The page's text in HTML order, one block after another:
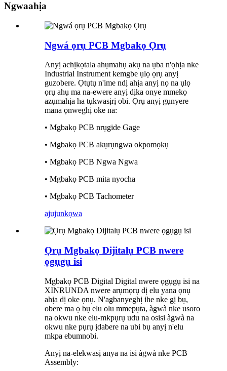
Ngwaahịa
Ngwá ọrụ PCB Mgbakọ Ọrụ
Anyị achịkọtala ahụmahụ akụ na ụba n'ọhịa nke
Industrial Instrument kemgbe ụlọ ọrụ anyị
guzobere. Ọtụtụ n'ime ndị ahịa anyị nọ na ụlọ
ọrụ ahụ ma na-ewere anyị dịka onye mmekọ
azụmahịa ha tụkwasịrị obi. Ọrụ anyị gụnyere
mana ọnweghị oke na:
• Mgbakọ PCB nrụgide Gage
• Mgbakọ PCB akụrụngwa okpomọkụ
• Mgbakọ PCB Ngwa Ngwa
• Mgbakọ PCB mita nyocha
• Mgbakọ PCB Tachometer
ajujunkọwa
Ọrụ Mgbakọ Dijitalụ PCB nwere
ọgụgụ isi
Mgbakọ PCB Digital Digital nwere ọgụgụ isi na
XINRUNDA nwere arụmọrụ dị elu yana ọnụ
ahịa dị oke ọnụ. N'agbanyeghị ihe nke gị bụ,
obere ma ọ bụ elu olu mmepụta, àgwà nke usoro
na okwu nke elu-mkpụrụ udu na osisi àgwà na
okwu nke pụrụ ịdabere na ubi bụ anyị n'elu
mkpa ebumnobi.
Anyị na-elekwasị anya na isi àgwà nke PCB
Assembly: